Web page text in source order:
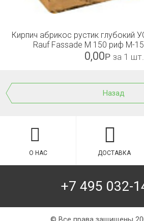
Кирпич абрикос рустик глубокий
Rauf Fassade М 150 риф М-
0,00Р за 1 шт.
Назад
О НАС ДОСТАВКА
+7 495 032-